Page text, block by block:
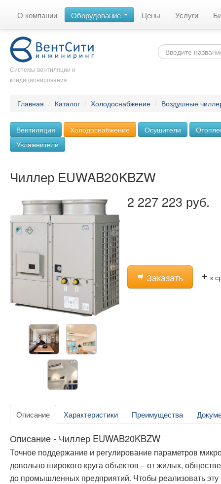
О компании Оборудование Цены Услуги
Системы вентиляции и
кондиционирования
Главная / Каталог / Холодоснабжение / Воздушные
Вентиляция Холодоснабжение Осушители
Увлажнители
Чиллер EUWAB20KBZW
2 227 223 руб.
Заказать к
Описание Характеристики Преимущества
Описание - Чиллер EUWAB20KBZW
Точное поддержание и регулирование параметров
довольно широкого круга объектов – от жилых,
до промышленных предприятий. Чтобы реализовать эту